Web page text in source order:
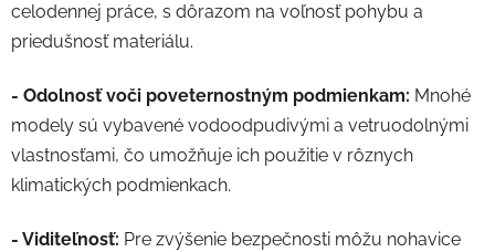
celodennej práce, s dôrazom na voľnosť pohybu a
priedušnosť materiálu.
- Odolnosť voči poveternostným podmienkam: Mnohé
modely sú vybavené vodoodpudivými a vetruodolnými
vlastnosťami, čo umožňuje ich použitie v rôznych
klimatických podmienkach.
- Viditeľnosť: Pre zvýšenie bezpečnosti môžu nohavice